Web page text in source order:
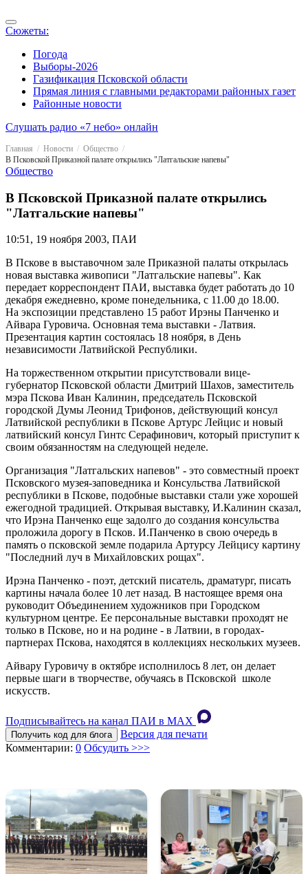
Сюжеты:
Погода
Выборы-2026
Газификация Псковской области
Прямая линия с главными редакторами районных газет
Районные новости
Слушать радио «7 небо» онлайн
Главная Новости
Общество
В Псковской Приказной палате открылись "Латгальские напевы"
Общество
В Псковской Приказной палате открылись
"Латгальские напевы"
10:51, 19 ноября 2003, ПАИ
В Пскове в выставочном зале Приказной палаты открылась
новая выставка живописи "Латгальские напевы". Как
передает корреспондент ПАИ, выставка будет работать до 10
декабря ежедневно, кроме понедельника, с 11.00 до 18.00.
На экспозиции представлено 15 работ Ирэны Панченко и
Айвара Гуровича. Основная тема выставки - Латвия.
Презентация картин состоялась 18 ноября, в День
независимости Латвийской Республики.
На торжественном открытии присутствовали вице-
губернатор Псковской области Дмитрий Шахов, заместитель
мэра Пскова Иван Калинин, председатель Псковской
городской Думы Леонид Трифонов, действующий консул
Латвийской республики в Пскове Артурс Лейцис и новый
латвийский консул Гинтс Серафинович, который приступит к
своим обязанностям на следующей неделе.
Организация "Латгальских напевов" - это совместный проект
Псковского музея-заповедника и Консульства Латвийской
республики в Пскове, подобные выставки стали уже хорошей
ежегодной традицией. Открывая выставку, И.Калинин сказал,
что Ирэна Панченко еще задолго до создания консульства
проложила дорогу в Псков. И.Панченко в свою очередь в
память о псковской земле подарила Артурсу Лейцису картину
"Последний луч в Михайловских рощах".
Ирэна Панченко - поэт, детский писатель, драматург, писать
картины начала более 10 лет назад. В настоящее время она
руководит Объединением художников при Городском
культурном центре. Ее персональные выставки проходят не
только в Пскове, но и на родине - в Латвии, в городах-
партнерах Пскова, находятся в коллекциях нескольких музеев.
Айвару Гуровичу в октябре исполнилось 8 лет, он делает
первые шаги в творчестве, обучаясь в Псковской школе
искусств.
Подписывайтесь на канал ПАИ в MAХ
Получить код для блога
Версия для печати
Комментарии: 0 Обсудить >>>